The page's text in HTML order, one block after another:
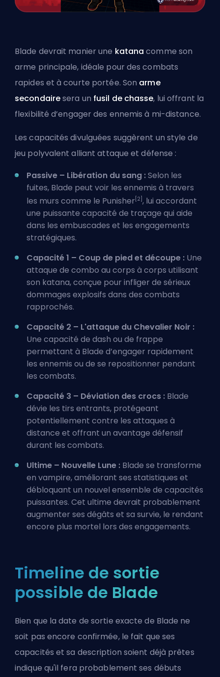
Blade devrait manier une katana comme son
arme principale, idéale pour des combats
rapides et à courte portée. Son arme
secondairesera un fusil de chasse, lui offrant la
flexibilité d’engager des ennemis à mi-distance.
Les capacités divulguées suggèrent un style de
jeu polyvalent alliant attaque et défense :
Passive – Libération du sang :Selon les
fuites, Blade peut voir les ennemis à travers
les murs comme le Punisher [2], lui accordant
une puissante capacité de traçage qui aide
dans les embuscades et les engagements
stratégiques.
Capacité 1 – Coup de pied et découpe : Une
attaque de combo au corps à corps utilisant
son katana, conçue pour infliger de sérieux
dommages explosifs dans des combats
rapprochés.
Capacité 2 – L'attaque du Chevalier Noir :
Une capacité de dash ou de frappe
permettant à Blade d’engager rapidement
les ennemis ou de se repositionner pendant
les combats.
Capacité 3 – Déviation des crocs : Blade
dévie les tirs entrants, protégeant
potentiellement contre les attaques à
distance et offrant un avantage défensif
durant les combats.
Ultime – Nouvelle Lune : Blade se transforme
en vampire, améliorant ses statistiques et
débloquant un nouvel ensemble de capacités
puissantes. Cet ultime devrait probablement
augmenter ses dégâts et sa survie, le rendant
encore plus mortel lors des engagements.
Timeline de sortie
possible de Blade
Bien que la date de sortie exacte de Blade ne
soit pas encore confirmée, le fait que ses
capacités et sa description soient déjà prêtes
indique qu'il fera probablement ses débuts